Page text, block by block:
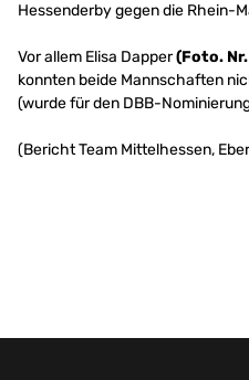
Hessenderby gegen die Rhein-
Vor allem Elisa Dapper(Foto.
konnten beide Mannschaften
(wurde für den DBB-
(Bericht Team Mittelhessen,